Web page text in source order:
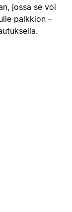
jossa se voi
palkkion –